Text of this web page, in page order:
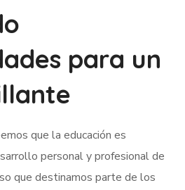
para un
que la educación es
personal y profesional de
que destinamos parte de los